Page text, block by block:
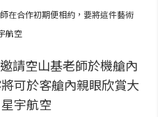
在合作初期便相約，要將這件藝術
航空